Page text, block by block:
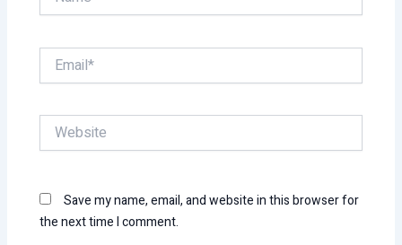
Email*
Website
Save my name, email, and website in this browser for
the next time I comment.